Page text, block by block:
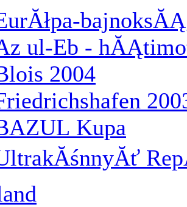
ul-Eb -
2004
Kupa